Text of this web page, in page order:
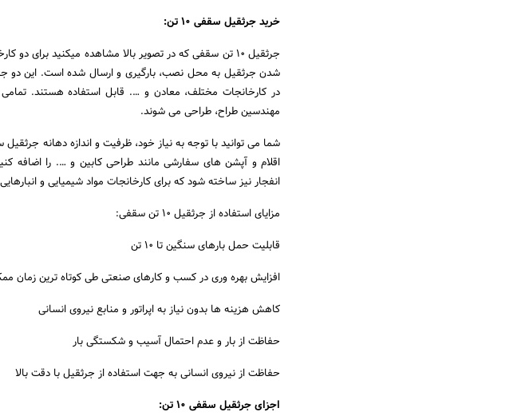
خرید جرثقیل سقفی ۱۰ تن:
جرثقیل ۱۰ تن سقفی که در تصویر بالا مشاهده میکنید
در کارخانجات مختلف، معادن و …. قابل استفاده هستند.
مهندسین طراح، طراحی می شوند.
شما می توانید با توجه به نیاز خود، ظرفیت و اندازه دهانه
انفجار نیز ساخته شود که برای کارخانجات مواد شیمیایی و
مزایای استفاده از جرثقیل ۱۰ تن سقفی:
قابلیت حمل بارهای سنگین تا ۱۰ تن
افزایش بهره وری در کسب و کارهای صنعتی طی کوتاه ترین زمان
کاهش هزینه ها بدون نیاز به اپراتور و منابع نیروی انسانی
حفاظت از بار و عدم احتمال آسیب و شکستگی بار
حفاظت از نیروی انسانی به جهت استفاده از جرثقیل با دقت بالا
اجزای جرثقیل سقفی ۱۰ تن: